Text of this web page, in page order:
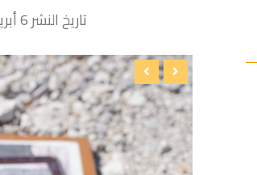
تاريخ النشر 6 أبريل، 2023